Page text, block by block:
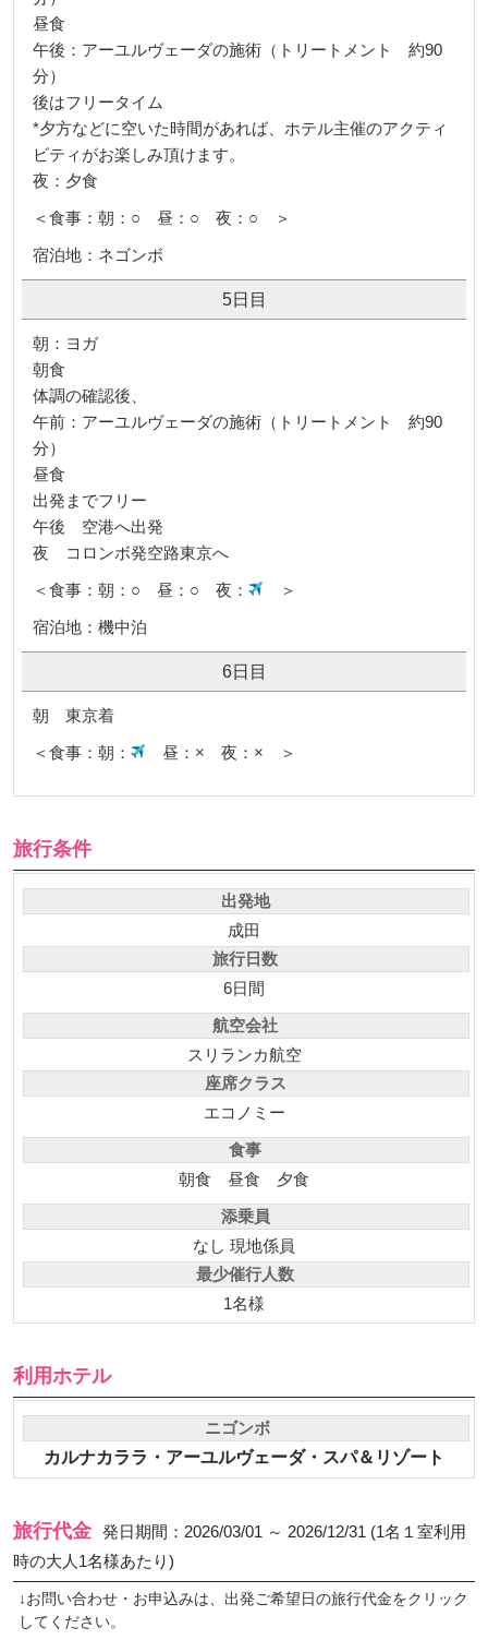
昼食
午後：アーユルヴェーダの施術（トリートメント 約90
分）
後はフリータイム
*夕方などに空いた時間があれば、ホテル主催のアクティ
ビティがお楽しみ頂けます。
夜：夕食
＜食事：朝：○ 昼：○ 夜：○ ＞
宿泊地：ネゴンボ
5日目
朝：ヨガ
朝食
体調の確認後、
午前：アーユルヴェーダの施術（トリートメント 約90
分）
昼食
出発までフリー
午後 空港へ出発
夜 コロンボ発空路東京へ
＜食事：朝：○ 昼：○ 夜：
＞
宿泊地：機中泊
6日目
朝 東京着
＜食事：朝：
昼：× 夜：× ＞
旅行条件
出発地
成田
旅行日数
6日間
航空会社
スリランカ航空
座席クラス
エコノミー
食事
朝食 昼食 夕食
添乗員
なし 現地係員
最少催行人数
1名様
利用ホテル
ニゴンボ
カルナカララ・アーユルヴェーダ・スパ＆リゾート
旅行代金 発日期間：2026/03/01 ～ 2026/12/31 (1名１室利用
時の大人1名様あたり)
↓お問い合わせ・お申込みは、出発ご希望日の旅行代金をクリック
してください。